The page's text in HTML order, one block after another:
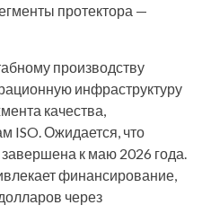
протектора —
производству
инфраструктуру
качества,
ISO. Ожидается, что
к маю 2026 года.
финансирование,
через